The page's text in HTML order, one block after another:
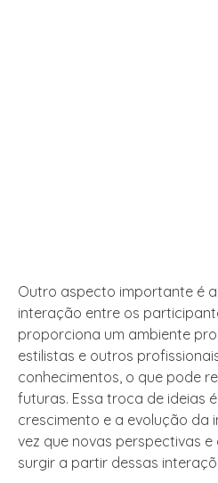
Outro aspecto importante é
interação entre os
proporciona um ambiente
estilistas e outros
conhecimentos, o que pode
futuras. Essa troca de ideias
crescimento e a evolução da
vez que novas perspectivas
surgir a partir dessas